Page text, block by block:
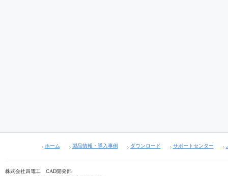
ホーム 製品情報・導入事例 ダウンロード サポートセンター
株式会社四電工 CAD開発部